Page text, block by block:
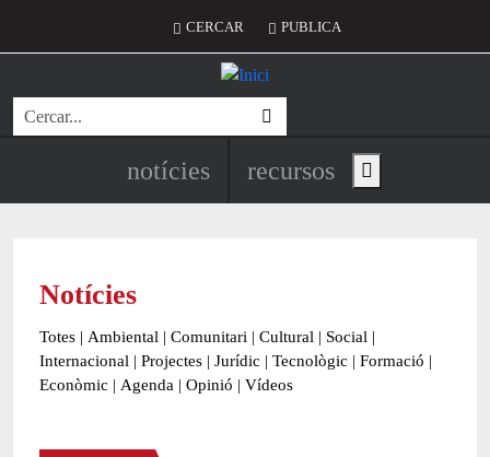
Menú del compte d'usuari
CERCAR PUBLICA
Cerca
Navegació principal de
notícies recursos Show main menu
Notícies
Totes | Ambiental | Comunitari | Cultural | Social |
Internacional | Projectes | Jurídic | Tecnològic | Formació |
Econòmic | Agenda | Opinió | Vídeos